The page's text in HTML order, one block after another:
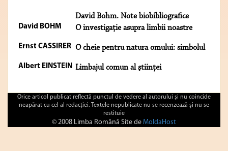
David Bohm. Note biobibliografice
David BOHM O investigaţie asupra limbii noastre
Ernst CASSIRER O cheie pentru natura omului: simbolul
Albert EINSTEIN Limbajul comun al ştiinţei
Orice articol publicat reflectă punctul de vedere al autorului şi nu coincide
neapărat cu cel al redacţiei. Textele nepublicate nu se recenzează şi nu se
restituie
© 2008 Limba Română Site de MoldaHost